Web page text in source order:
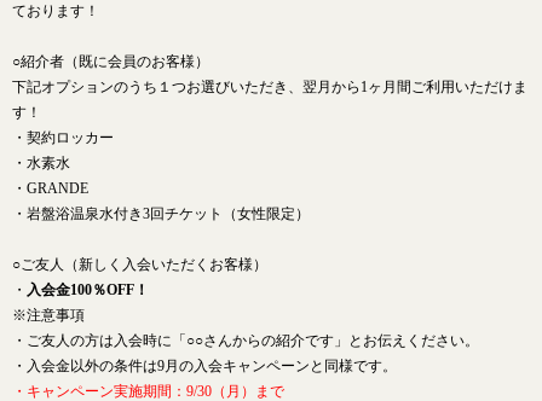
ております！
○紹介者（既に会員のお客様）
下記オプションのうち１つお選びいただき、翌月から1ヶ月間ご利用いただけま
す！
・契約ロッカー
・水素水
・GRANDE
・岩盤浴温泉水付き3回チケット（女性限定）
○ご友人（新しく入会いただくお客様）
・ 入会金100％OFF！
※注意事項
・ご友人の方は入会時に「○○さんからの紹介です」とお伝えください。
・入会金以外の条件は9月の入会キャンペーンと同様です。
・キャンペーン実施期間：9/30（月）まで